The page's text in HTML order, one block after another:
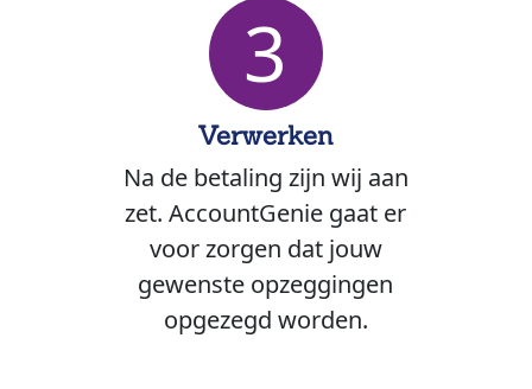
3
Verwerken
Na de betaling zijn wij aan
zet. AccountGenie gaat er
voor zorgen dat jouw
gewenste opzeggingen
opgezegd worden.